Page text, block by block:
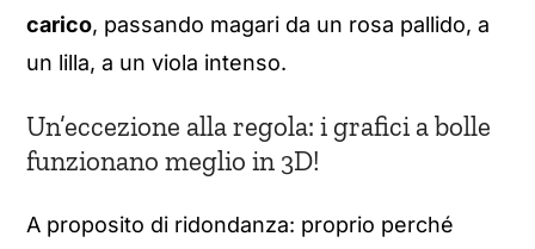
carico, passando magari da un rosa pallido, a
un lilla, a un viola intenso.
Un’eccezione alla regola: i grafici a bolle
funzionano meglio in 3D!
A proposito di ridondanza: proprio perché